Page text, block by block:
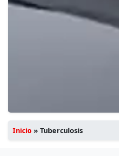
Inicio » Tuberculosis